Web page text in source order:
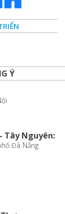
Ý
Tây Nguyên:
Đà Nẵng